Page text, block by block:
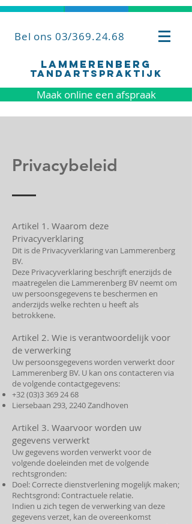
Bel ons 03/369.24.68
Lammerenberg
Tandartspraktijk
Maak online een afspraak
Privacybeleid
Artikel 1. Waarom deze
Privacyverklaring
Dit is de Privacyverklaring van Lammerenberg
BV.
Deze Privacyverklaring beschrijft enerzijds de
maatregelen die Lammerenberg BV neemt om
uw persoonsgegevens te beschermen en
anderzijds welke rechten u heeft als
betrokkene.
Artikel 2. Wie is verantwoordelijk voor
de verwerking
Uw persoonsgegevens worden verwerkt door
Lammerenberg BV. U kan ons contacteren via
de volgende contactgegevens:
+32 (03)3 369 24 68
Liersebaan 293, 2240 Zandhoven
Artikel 3. Waarvoor worden uw
gegevens verwerkt
Uw gegevens worden verwerkt voor de
volgende doeleinden met de volgende
rechtsgronden:
Doel: Correcte dienstverlening mogelijk maken;
Rechtsgrond: Contractuele relatie.
Indien u zich tegen de verwerking van deze
gegevens verzet, kan de overeenkomst